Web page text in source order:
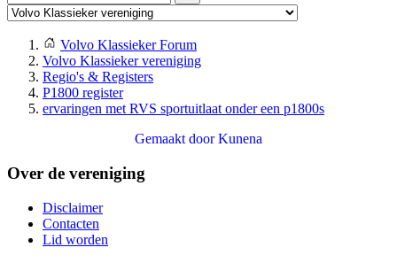
Volvo Klassieker Forum
Volvo Klassieker vereniging
Regio's & Registers
P1800 register
ervaringen met RVS sportuitlaat onder een p1800s
Gemaakt doorKunena
Over de vereniging
Disclaimer
Contacten
Lid worden